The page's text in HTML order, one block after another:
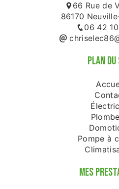
66 Rue de
86170
06 42
PLAN
Pompe à
MES